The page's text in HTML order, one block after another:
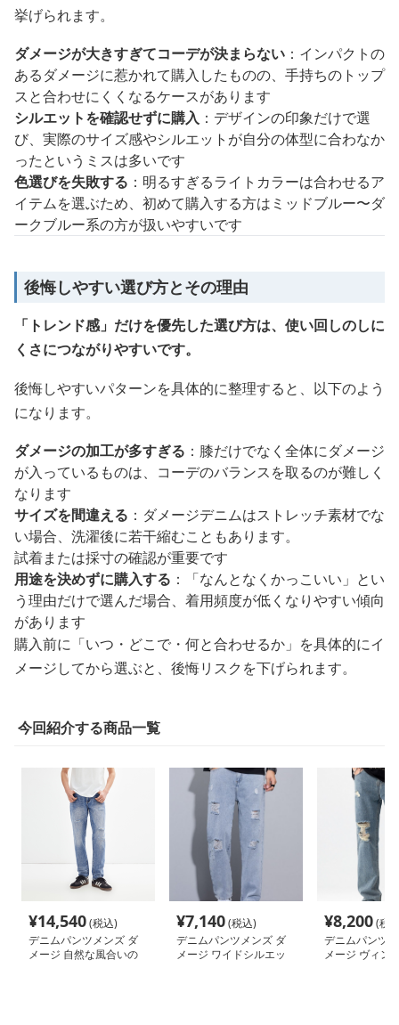
挙げられます。
ダメージが大きすぎてコーデが決まらない ：インパクトの
あるダメージに惹かれて購入したものの、手持ちのトップ
スと合わせにくくなるケースがあります
シルエットを確認せずに購入 ：デザインの印象だけで選
び、実際のサイズ感やシルエットが自分の体型に合わなか
ったというミスは多いです
色選びを失敗する ：明るすぎるライトカラーは合わせるア
イテムを選ぶため、初めて購入する方はミッドブルー〜ダ
ークブルー系の方が扱いやすいです
後悔しやすい選び方とその理由
「トレンド感」だけを優先した選び方は、使い回しのしに
くさにつながりやすいです。
後悔しやすいパターンを具体的に整理すると、以下のよう
になります。
ダメージの加工が多すぎる ：膝だけでなく全体にダメージ
が入っているものは、コーデのバランスを取るのが難しく
なります
サイズを間違える ：ダメージデニムはストレッチ素材でな
い場合、洗濯後に若干縮むこともあります。
試着または採寸の確認が重要です
用途を決めずに購入する ：「なんとなくかっこいい」とい
う理由だけで選んだ場合、着用頻度が低くなりやすい傾向
があります
購入前に「いつ・どこで・何と合わせるか」を具体的にイ
メージしてから選ぶと、後悔リスクを下げられます。
今回紹介する商品一覧
¥14,540(税込)
デニムパンツメンズ ダ
メージ 自然な風合いの
¥7,140(税込)
デニムパンツメンズ ダ
メージ ワイドシルエッ
¥8,200(税
デニムパンツ
メージ ヴィン